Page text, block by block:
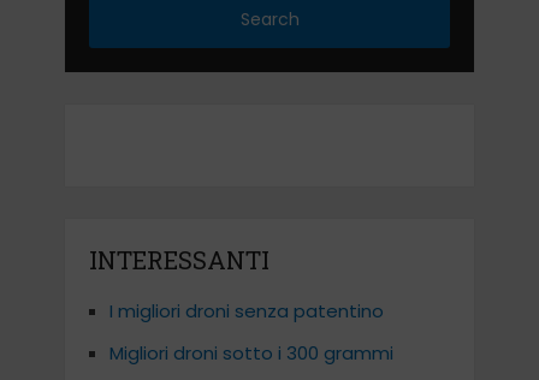
Search
INTERESSANTI
I migliori droni senza patentino
Migliori droni sotto i 300 grammi